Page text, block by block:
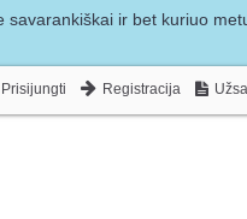
ir bet kuriuo
Prisijungti Registracija